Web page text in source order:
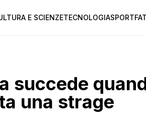
E SCIENZETECNOLOGIASPORT
succede
una strage